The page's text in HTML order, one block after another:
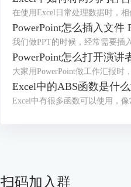
扫码加入群